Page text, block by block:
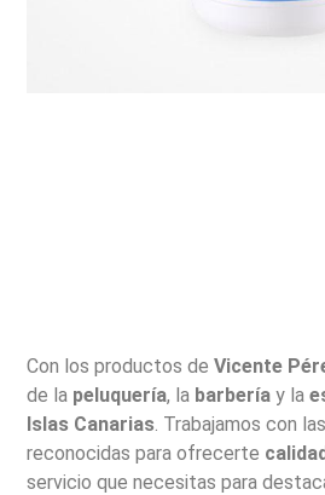
Con los productos deVicente
de la peluquería, la barbería y la
Islas Canarias . Trabajamos con
reconocidas para ofrecerte
servicio que necesitas para